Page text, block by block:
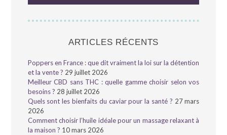
ARTICLES RÉCENTS
Poppers en France : que dit vraiment la loi sur la détention
et la vente ? 29 juillet 2026
Meilleur CBD sans THC : quelle gamme choisir selon vos
besoins ? 28 juillet 2026
Quels sont les bienfaits du caviar pour la santé ? 27 mars
2026
Comment choisir l’huile idéale pour un massage relaxant à
la maison ? 10 mars 2026